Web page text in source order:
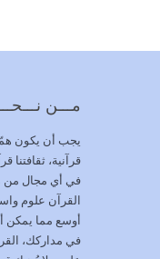
مـــن
يجب أن يكون
قرآنية،
في أي مجال من
القرآن علوم
أوسع مما يمكن
في مداركك،